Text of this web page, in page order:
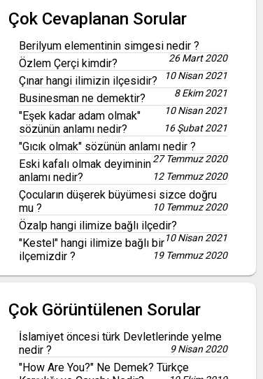
Çok Cevaplanan Sorular
Berilyum elementinin simgesi nedir ?
26 Mart 2020
Özlem Çerçi kimdir?
10 Nisan 2021
Çınar hangi ilimizin ilçesidir?
8 Ekim 2021
Businesman ne demektir?
10 Nisan 2021
"Eşek kadar adam olmak"
sözünün anlamı nedir?
16 Şubat 2021
"Gıcık olmak" sözünün anlamı nedir ?
27 Temmuz 2020
Eski kafalı olmak deyiminin
anlamı nedir?
12 Temmuz 2020
Çocuların düşerek büyümesi sizce doğru
mu ?
10 Temmuz 2020
Özalp hangi ilimize bağlı ilçedir?
10 Nisan 2021
"Kestel" hangi ilimize bağlı bir
ilçemizdir ?
19 Temmuz 2020
Çok Görüntülenen Sorular
İslamiyet öncesi türk Devletlerinde yelme
nedir ?
9 Nisan 2020
"How Are You?" Ne Demek? Türkçe